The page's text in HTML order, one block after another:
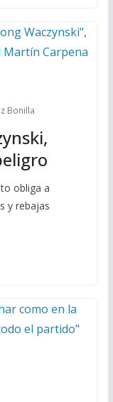
Bonilla
obliga a
y rebajas